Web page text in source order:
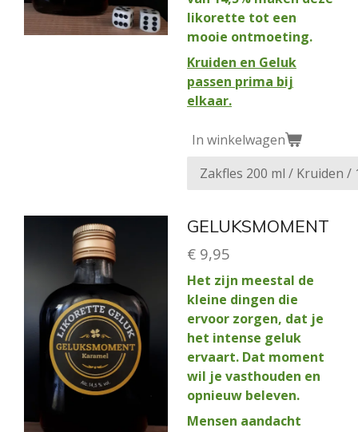
likorette tot een
mooie ontmoeting.
Kruiden en Geluk
passen prima bij
elkaar.
In winkelwagen
GELUKSMOMENT
€ 9,95
Het zijn meestal de
kleine dingen die
ervoor zorgen, dat je
het intense geluk
ervaart. Dat moment
wil je vasthouden en
opnieuw beleven.
Mensen aandacht